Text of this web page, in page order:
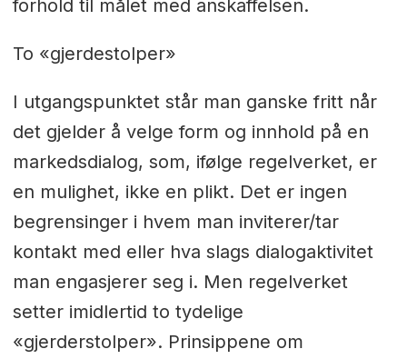
forhold til målet med anskaffelsen.
To «gjerdestolper»
I utgangspunktet står man ganske fritt når
det gjelder å velge form og innhold på en
markedsdialog, som, ifølge regelverket, er
en mulighet, ikke en plikt. Det er ingen
begrensinger i hvem man inviterer/tar
kontakt med eller hva slags dialogaktivitet
man engasjerer seg i. Men regelverket
setter imidlertid to tydelige
«gjerderstolper». Prinsippene om